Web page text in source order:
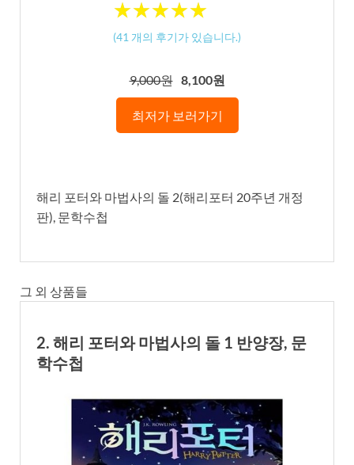
★★★★★
★★★★★
(41 개의 후기가 있습니다.)
9,000원 8,100원
최저가 보러가기
해리 포터와 마법사의 돌 2(해리포터 20주년 개정
판), 문학수첩
그 외 상품들
2. 해리 포터와 마법사의 돌 1 반양장, 문
학수첩